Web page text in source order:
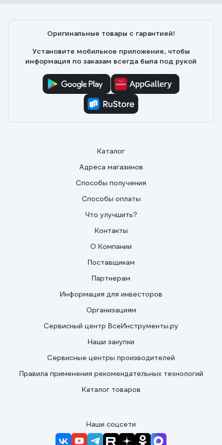
Оригинальные товары с гарантией!
Установите мобильное приложение, чтобы
информация по заказам всегда была под рукой
Каталог
Адреса магазинов
Способы получения
Способы оплаты
Что улучшить?
Контакты
О Компании
Поставщикам
Партнерам
Информация для инвесторов
Организациям
Сервисный центр ВсеИнструменты.ру
Наши закупки
Сервисные центры производителей
Правила применения рекомендательных технологий
Каталог товаров
Наши соцсети